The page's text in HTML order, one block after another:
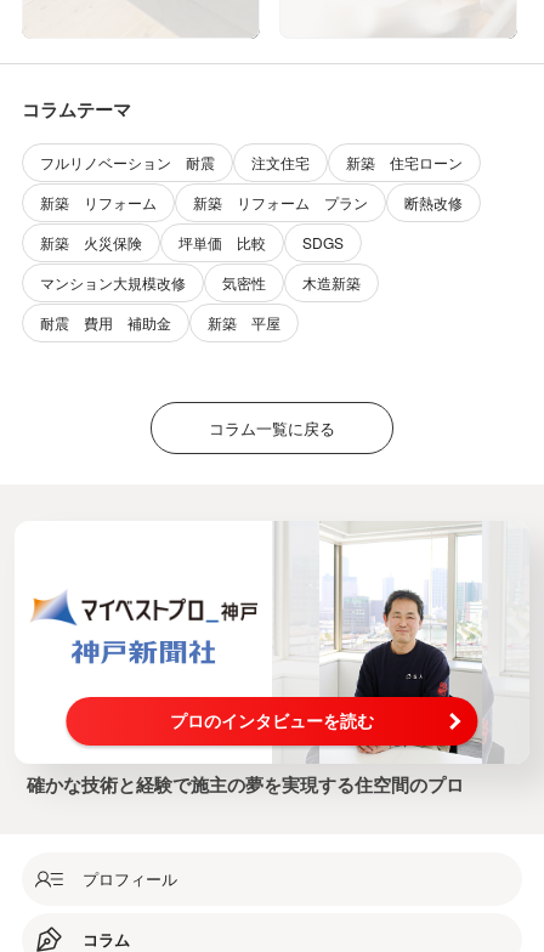
コラムテーマ
フルリノベーション 耐震 注文住宅
新築 住宅ローン
新築 リフォーム
新築 リフォーム プラン
断熱改修
新築 火災保険
坪単価 比較
SDGS
マンション大規模改修
気密性
木造新築
耐震 費用 補助金
新築 平屋
コラム一覧に戻る
プロのインタビューを読む
確かな技術と経験で施主の夢を実現する住空間のプロ
プロフィール
コラム